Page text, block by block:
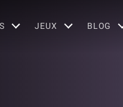
JEUX BLOG